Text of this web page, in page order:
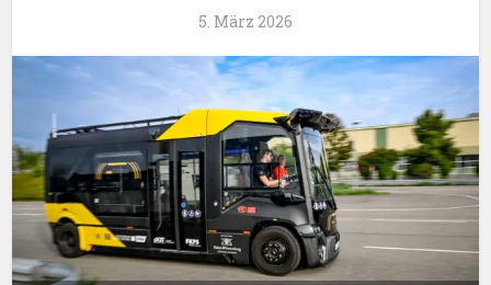
5. März 2026